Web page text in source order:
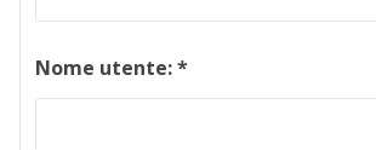
Nome utente:*